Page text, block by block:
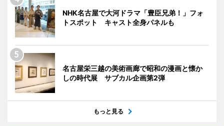
NHK名古屋で大河ドラマ「豊臣兄弟！」フォ
トスポット キャスト全身パネルも
名古屋栄三越の美術画廊で昭和の漫画と懐か
しの時代展 サブカル企画第2弾
もっと見る